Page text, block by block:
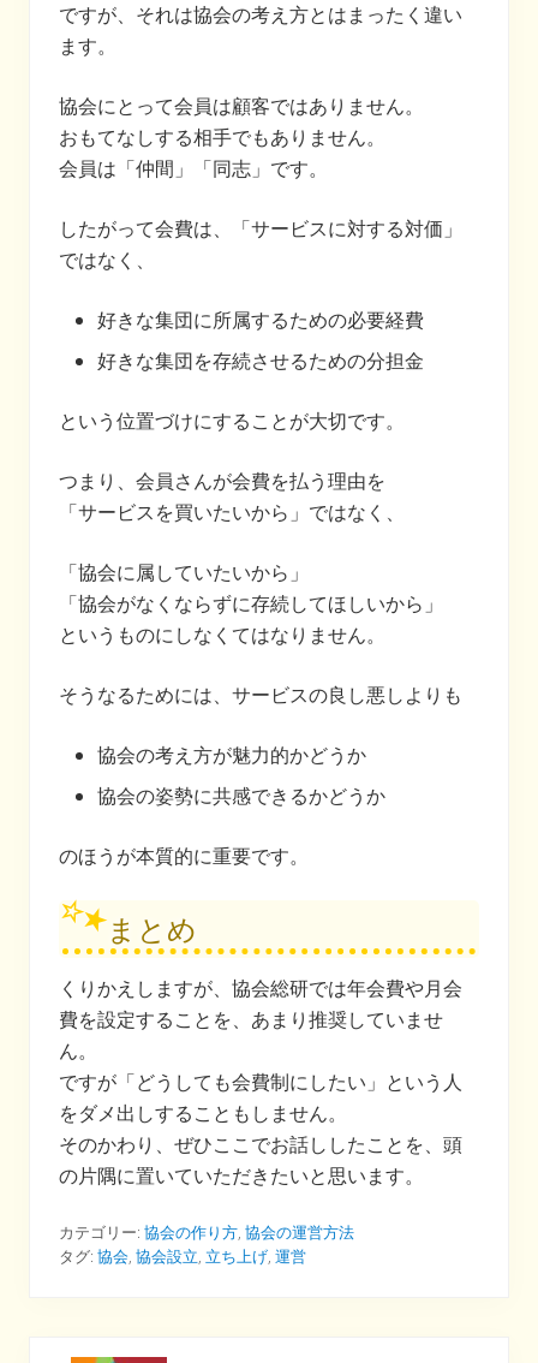
ですが、それは協会の考え方とはまったく違い
ます。
協会にとって会員は顧客ではありません。
おもてなしする相手でもありません。
会員は「仲間」「同志」です。
したがって会費は、「サービスに対する対価」
ではなく、
好きな集団に所属するための必要経費
好きな集団を存続させるための分担金
という位置づけにすることが大切です。
つまり、会員さんが会費を払う理由を
「サービスを買いたいから」ではなく、
「協会に属していたいから」
「協会がなくならずに存続してほしいから」
というものにしなくてはなりません。
そうなるためには、サービスの良し悪しよりも
協会の考え方が魅力的かどうか
協会の姿勢に共感できるかどうか
のほうが本質的に重要です。
まとめ
くりかえしますが、協会総研では年会費や月会
費を設定することを、あまり推奨していませ
ん。
ですが「どうしても会費制にしたい」という人
をダメ出しすることもしません。
そのかわり、ぜひここでお話ししたことを、頭
の片隅に置いていただきたいと思います。
カテゴリー: 協会の作り方, 協会の運営方法
タグ: 協会, 協会設立, 立ち上げ, 運営